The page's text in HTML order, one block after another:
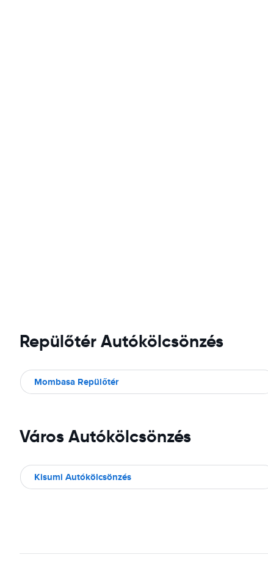
Repülőtér Autókölcsönzés
Mombasa Repülőtér
Város Autókölcsönzés
Kisumi Autókölcsönzés